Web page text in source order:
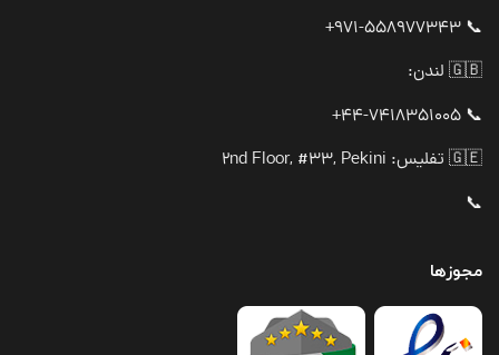
📞 971-558977343+
🇬🇧 لندن:
📞 44-7418351005+
🇬🇪 تفلیس: 2nd Floor, #33, Pekini
📞
مجوزها